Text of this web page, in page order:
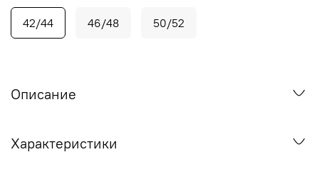
42/44 46/48 50/52
Описание
Характеристики